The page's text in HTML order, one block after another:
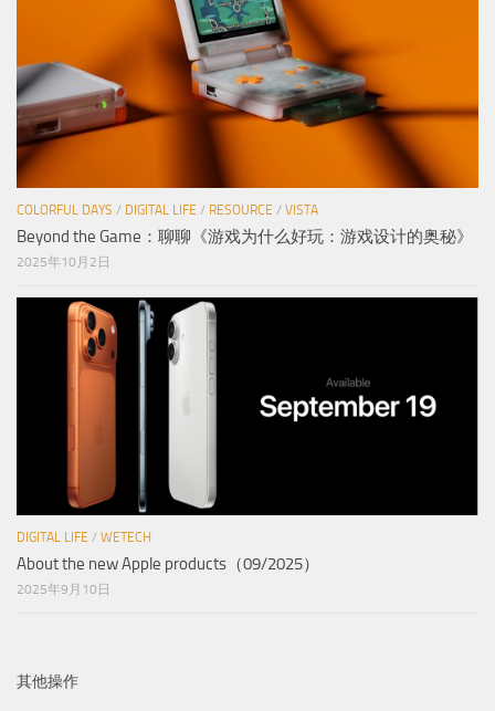
COLORFUL DAYS / DIGITAL LIFE / RESOURCE / VISTA
Beyond the Game：聊聊《游戏为什么好玩：游戏设计的奥秘》
2025年10月2日
DIGITAL LIFE / WETECH
About the new Apple products（09/2025）
2025年9月10日
其他操作